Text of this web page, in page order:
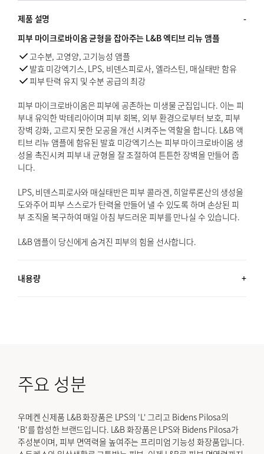
제품 설명
피부 마이크로바이옴 균형을 잡아주는 L&B 엑티브 리뉴 앰플
고수분, 고영양, 고기능성 앰플
발효 미강엑기스, LPS, 비덴스피로사, 엘라스틴, 매실태반 함유
피부 탄력 유지 및 수분 공급의 최강
피부 마이크로바이옴은 피부에 공존하는 미생물 군집입니다. 이는 피
부내 유익한 박테리아이며 피부 회복, 외부 환경으로부터 보호, 피부
장벽 강화, 고르지 못한 모공을 개선 시켜주는 역할을 합니다. L&B 액
티브 리뉴 앰플에 함유된 발효 미강엑기스는 피부 마이크로바이옴 생
성을 촉진시켜 피부 내 균형을 잘 조절하여 튼튼한 장벽을 만들어 줍
니다.
LPS, 비덴스피로사와 매실태반은 피부 콜라겐, 히알루론산의 생성을
도와주어 피부 스스로가 탄력을 만들어 낼 수 있도록 하며 손상된 피
부 조직을 복구하여 매일 아침 부드러운 피부를 만나실 수 있습니다.
L&B 앰플이 당신에게 숨겨진 피부의 힘을 선사합니다.
내용량
주요 성분
우메켄 신제품 L&B 화장품은 LPS의 'L' 그리고 Bidens Pilosa의
'B'를 합성한 브랜드입니다. L&B 화장품은 LPS와 Bidens Pilosa가
주성분이며, 피부 면역력을 높여주는 프리미엄 기능성 화장품입니다.
검색